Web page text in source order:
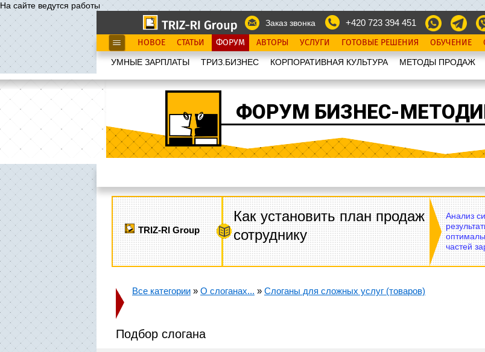
На сайте ведутся работы
Заказ звонка
+420 723 394 451
НОВОЕ СТАТЬИ ФОРУМ АВТОРЫ УСЛУГИ ГОТОВЫЕ РЕШЕНИЯ ОБУЧЕНИЕ
УМНЫЕ ЗАРПЛАТЫ ТРИЗ.БИЗНЕС КОРПОРАТИВНАЯ КУЛЬТУРА МЕТОДЫ ПРОДАЖ
ФОРУМ БИЗНЕС-
TRIZ-RI Group
Как установить план продаж
сотруднику
Анализ
частей
Все категории » О слоганах... » Слоганы для сложных услуг (товаров)
Подбор слогана